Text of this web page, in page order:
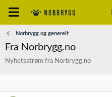
Norbrygg og generelt
Fra Norbrygg.no
Nyhetsstrøm fra Norbrygg.no